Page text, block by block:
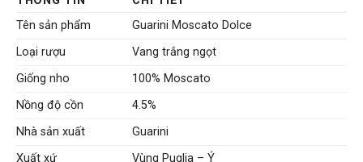
Tên sản phẩm
Guarini Moscato Dolce
Loại rượu
Vang trắng ngọt
Giống nho
100% Moscato
Nồng độ cồn
4.5%
Nhà sản xuất
Guarini
Xuất xứ
Vùng Puglia – Ý